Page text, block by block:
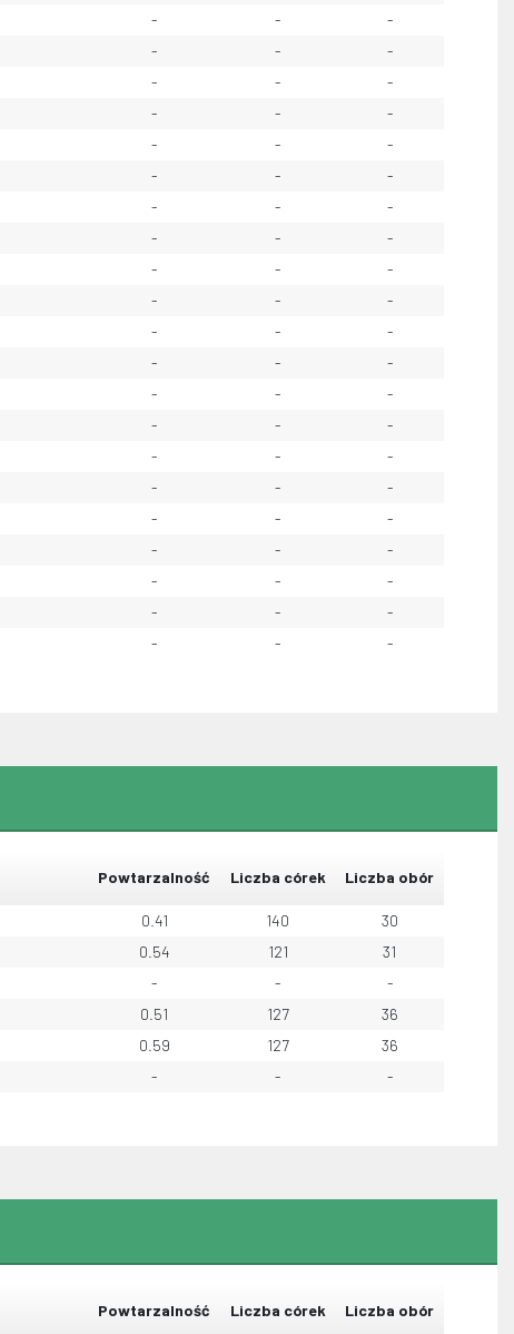
- - -
- - -
- - -
- - -
- - -
- - -
- - -
- - -
- - -
- - -
- - -
- - -
- - -
- - -
- - -
- - -
- - -
- - -
- - -
- - -
- - -
Powtarzalność Liczba córek Liczba obór
0.41 140 30
0.54 121 31
- - -
0.51 127 36
0.59 127 36
- - -
Powtarzalność Liczba córek Liczba obór